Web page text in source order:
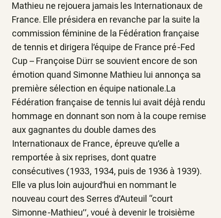
Mathieu ne rejouera jamais les Internationaux de
France. Elle présidera en revanche par la suite la
commission féminine de la Fédération française
de tennis et dirigera l’équipe de France pré-Fed
Cup – Françoise Dürr se souvient encore de son
émotion quand Simonne Mathieu lui annonça sa
première sélection en équipe nationale.La
Fédération française de tennis lui avait déjà rendu
hommage en donnant son nom à la coupe remise
aux gagnantes du double dames des
Internationaux de France, épreuve qu’elle a
remportée à six reprises, dont quatre
consécutives (1933, 1934, puis de 1936 à 1939).
Elle va plus loin aujourd’hui en nommant le
nouveau court des Serres d’Auteuil “court
Simonne-Mathieu”, voué à devenir le troisième